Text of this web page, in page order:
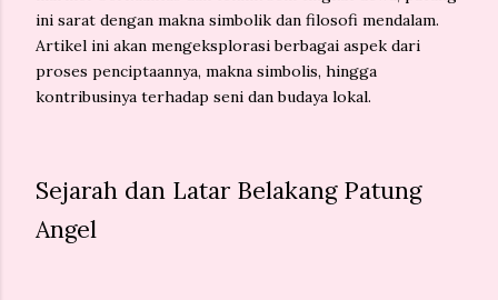
ini sarat dengan makna simbolik dan filosofi mendalam.
Artikel ini akan mengeksplorasi berbagai aspek dari
proses penciptaannya, makna simbolis, hingga
kontribusinya terhadap seni dan budaya lokal.
Sejarah dan Latar Belakang Patung
Angel